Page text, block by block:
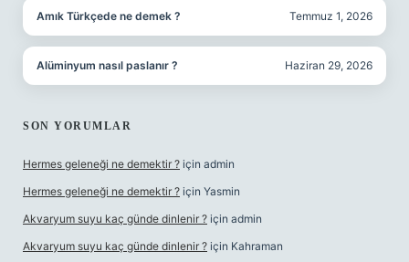
Amık Türkçede ne demek ? Temmuz 1, 2026
Alüminyum nasıl paslanır ? Haziran 29, 2026
SON YORUMLAR
Hermes geleneği ne demektir ? için admin
Hermes geleneği ne demektir ? için Yasmin
Akvaryum suyu kaç günde dinlenir ? için admin
Akvaryum suyu kaç günde dinlenir ? için Kahraman